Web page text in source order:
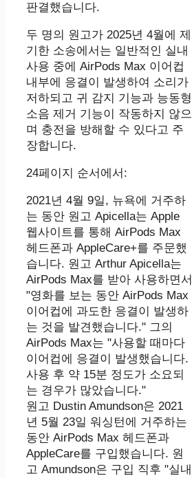
판결했습니다.
두 명의 원고가 2025년 4월에 제
기한 소송에서는 일반적인 실내
사용 중에 AirPods Max 이어컵
내부에 응결이 발생하여 소리가
저하되고 귀 감지 기능과 능동형
소음 제거 기능이 작동하지 않으
며 충전을 방해할 수 있다고 주
장합니다.
24페이지 순서에서:
2021년 4월 9일, 뉴욕에 거주하
는 동안 원고 Apicella는 Apple
웹사이트를 통해 AirPods Max
헤드폰과 AppleCare+를 주문했
습니다. 원고 Arthur Apicella는
AirPods Max를 받아 사용하면서
"영화를 보는 동안 AirPods Max
이어컵에 과도한 응결이 발생하
는 것을 발견했습니다." 그의
AirPods Max는 "사용할 때마다
이어컵에 응결이 발생했습니다.
사용 후 약 15분 정도가 소요되
는 경우가 많았습니다."
원고 Dustin Amundson은 2021
년 5월 23일 워싱턴에 거주하는
동안 AirPods Max 헤드폰과
AppleCare를 구입했습니다. 원
고 Amundson은 구입 직후 "실내